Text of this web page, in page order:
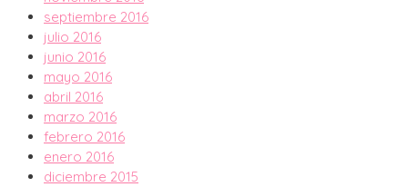
septiembre 2016
julio 2016
junio 2016
mayo 2016
abril 2016
marzo 2016
febrero 2016
enero 2016
diciembre 2015